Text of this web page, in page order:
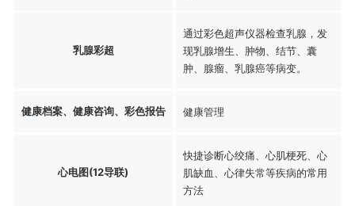
乳腺彩超
通过彩色超声仪器检查乳腺，发
现乳腺增生、肿物、结节、囊
肿、腺瘤、乳腺癌等病变。
健康档案、健康咨询、彩色报告 健康管理
心电图(12导联)
快捷诊断心绞痛、心肌梗死、心
肌缺血、心律失常等疾病的常用
方法